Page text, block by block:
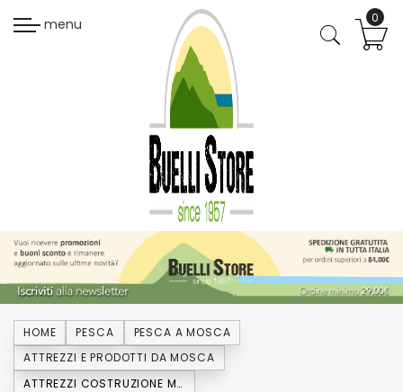
menu
HOME PESCA
PESCA A MOSCA
ATTREZZI E PRODOTTI DA MOSCA
ATTREZZI COSTRUZIONE MOSCA